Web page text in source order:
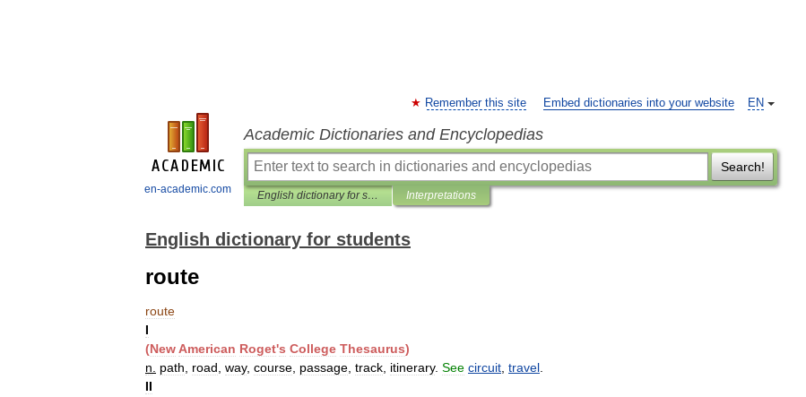
en-academic.com
EN
Remember this site Embed dictionaries into your website
Academic Dictionaries and Encyclopedias
Search!
English dictionary for students Interpretations
English dictionary for students
route
route
I
(New American Roget's College Thesaurus)
n
path road way, course passage track itinerary. See circuit travel
II